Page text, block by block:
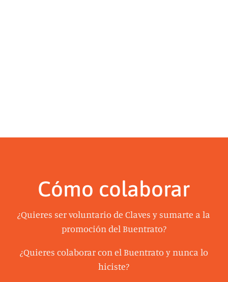
Cómo colaborar
¿Quieres ser voluntario de Claves y sumarte a la
promoción del Buentrato?
¿Quieres colaborar con el Buentrato y nunca lo
hiciste?